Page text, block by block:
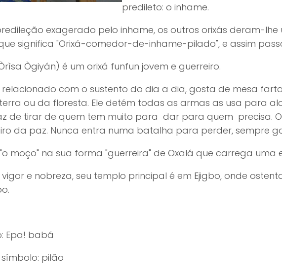
predileto: o inhame.
exagerado pelo inhame, os outros orixás deram-lhe
significa "Orixá-comedor-de-inhame-pilado", e assim
Ògiyán) é um orixá funfun jovem e guerreiro.
relacionado com o sustento do dia a dia, gosta de mesa
ou da floresta. Ele detém todas as armas as usa para
de tirar de quem tem muito para dar para quem precisa.
da paz. Nunca entra numa batalha para perder, sempre
moço" na sua forma "guerreira" de Oxalá que carrega uma
vigor e nobreza, seu templo principal é em Ejigbo, onde
Epa! babá
pilão